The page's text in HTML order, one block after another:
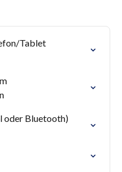
Tablet
oder Bluetooth)